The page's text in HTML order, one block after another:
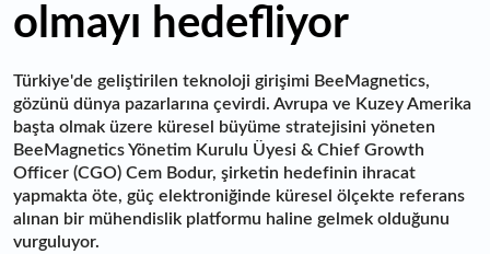
olmayı hedefliyor
Türkiye'de geliştirilen teknoloji girişimi BeeMagnetics,
gözünü dünya pazarlarına çevirdi. Avrupa ve Kuzey Amerika
başta olmak üzere küresel büyüme stratejisini yöneten
BeeMagnetics Yönetim Kurulu Üyesi & Chief Growth
Officer (CGO) Cem Bodur, şirketin hedefinin ihracat
yapmakta öte, güç elektroniğinde küresel ölçekte referans
alınan bir mühendislik platformu haline gelmek olduğunu
vurguluyor.